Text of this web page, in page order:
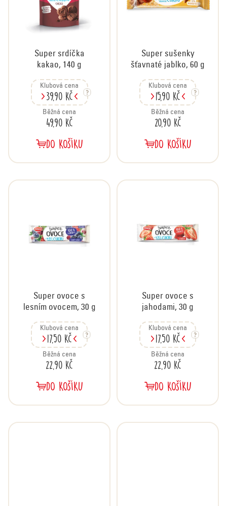
Super srdíčka
kakao, 140 g
Klubová cena
39,90 Kč
Běžná cena
49,90 Kč
DO KOŠÍKU
Super sušenky
šťavnaté jablko, 60 g
Klubová cena
15,90 Kč
Běžná cena
20,90 Kč
DO KOŠÍKU
Super ovoce s
lesním ovocem, 30 g
Klubová cena
17,50 Kč
Běžná cena
22,90 Kč
DO KOŠÍKU
Super ovoce s
jahodami, 30 g
Klubová cena
17,50 Kč
Běžná cena
22,90 Kč
DO KOŠÍKU